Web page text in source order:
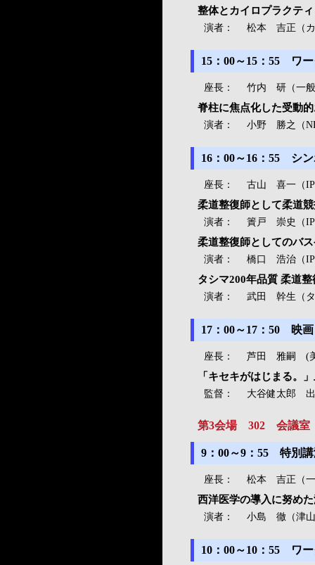
整体とカイロプラクテ
演者： 松本 吉正（カ
15：00～15：55 ワ
座長： 竹内 研（一般
脊柱に焦点化した受動
演者： 小野 勝之（
16：00～16：55 シ
座長： 古山 喜一（
柔道整復師として柔道
演者： 簀戸 崇史（
柔道整復師としてのバ
演者： 橋口 浩治（
タシマ200年品質 柔道
演者： 武田 幹生（
17：00～17：50 映
座長： 芦田 雅嗣 (美
「キセキがはじまる。
監督： 大谷健太郎
第3会場 302 会議室
9：00～9：55 特別
座長： 松本 吉正（一
西洋医学の導入に努め
演者： 小島 徹（津
10：00～10：55 ワ